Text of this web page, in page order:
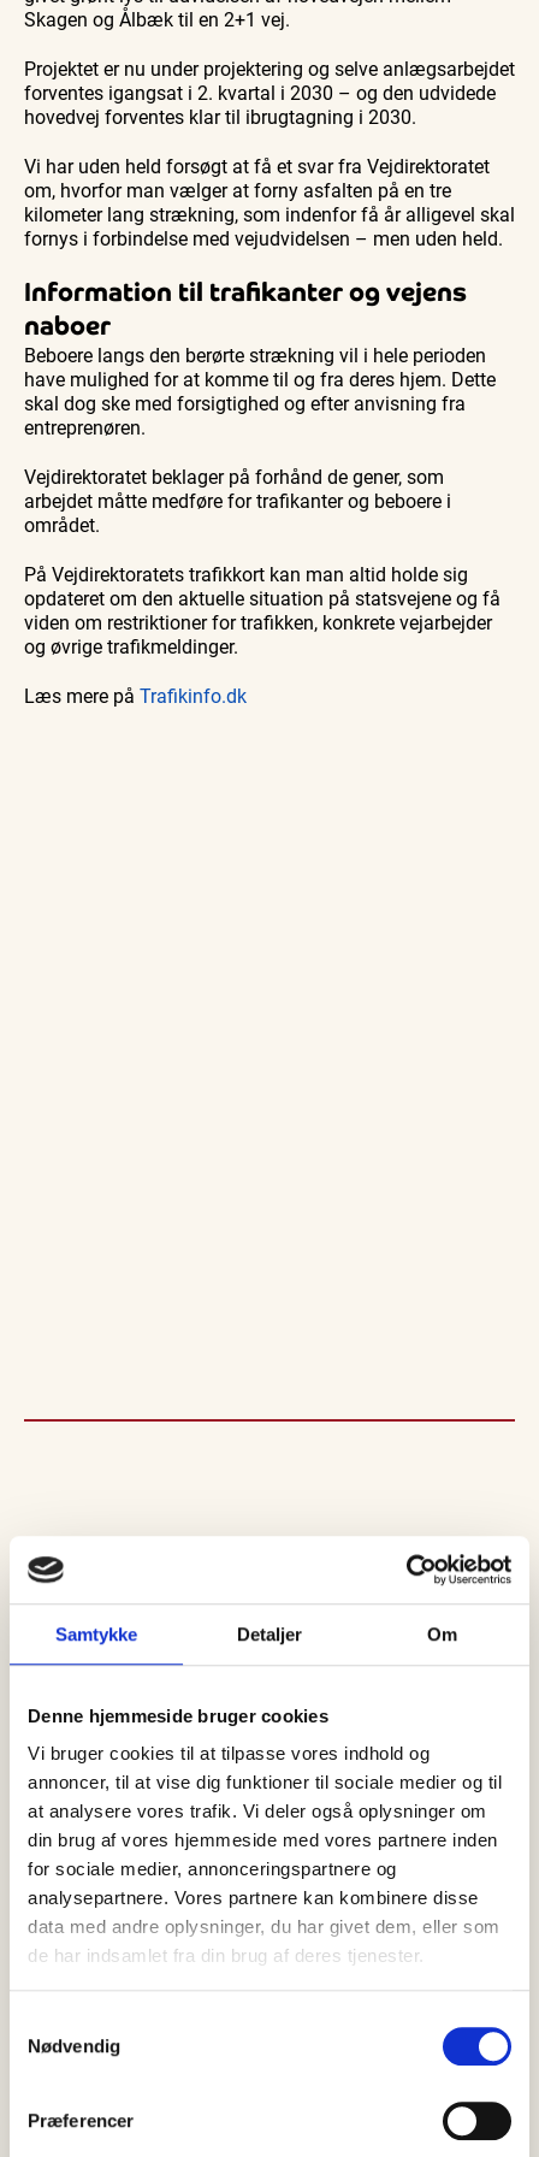
Samtykke Detaljer Om
Denne hjemmeside bruger cookies
Vi bruger cookies til at tilpasse vores indhold og
annoncer, til at vise dig funktioner til sociale medier og til
at analysere vores trafik. Vi deler også oplysninger om
din brug af vores hjemmeside med vores partnere inden
for sociale medier, annonceringspartnere og
analysepartnere. Vores partnere kan kombinere disse
data med andre oplysninger, du har givet dem, eller som
de har indsamlet fra din brug af deres tjenester.
Nødvendig
Præferencer
Skagen og Ålbæk til en 2+1 vej.
Projektet er nu under projektering og selve anlægsarbejdet
forventes igangsat i 2. kvartal i 2030 – og den udvidede
hovedvej forventes klar til ibrugtagning i 2030.
Vi har uden held forsøgt at få et svar fra Vejdirektoratet
om, hvorfor man vælger at forny asfalten på en tre
kilometer lang strækning, som indenfor få år alligevel skal
fornys i forbindelse med vejudvidelsen – men uden held.
Information til trafikanter og vejens
naboer
Beboere langs den berørte strækning vil i hele perioden
have mulighed for at komme til og fra deres hjem. Dette
skal dog ske med forsigtighed og efter anvisning fra
entreprenøren.
Vejdirektoratet beklager på forhånd de gener, som
arbejdet måtte medføre for trafikanter og beboere i
området.
På Vejdirektoratets trafikkort kan man altid holde sig
opdateret om den aktuelle situation på statsvejene og få
viden om restriktioner for trafikken, konkrete vejarbejder
og øvrige trafikmeldinger.
Læs mere på Trafikinfo.dk
SENESTENYT
Efterlysning: Nordjyllands Politi